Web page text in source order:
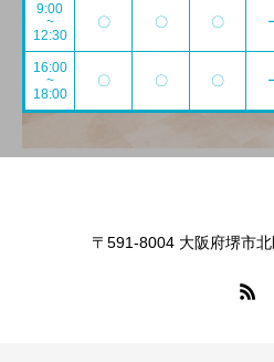
9:00
~
12:30
〇 〇 〇
16:00
~
18:00
〇 〇 〇
〒591-8004 大阪府堺市